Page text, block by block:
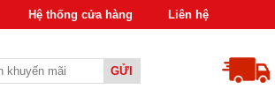
Hệ thống cửa hàng Liên hệ
GỬI